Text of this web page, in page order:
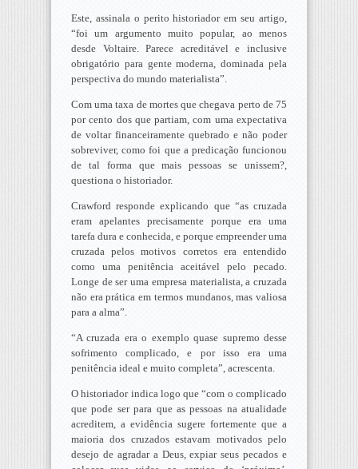
Este, assinala o perito historiador em seu artigo,
“foi um argumento muito popular, ao menos
desde Voltaire. Parece acreditável e inclusive
obrigatório para gente moderna, dominada pela
perspectiva do mundo materialista”.
Com uma taxa de mortes que chegava perto de 75
por cento dos que partiam, com uma expectativa
de voltar financeiramente quebrado e não poder
sobreviver, como foi que a predicação funcionou
de tal forma que mais pessoas se unissem?,
questiona o historiador.
Crawford responde explicando que “as cruzada
eram apelantes precisamente porque era uma
tarefa dura e conhecida, e porque empreender uma
cruzada pelos motivos corretos era entendido
como uma penitência aceitável pelo pecado.
Longe de ser uma empresa materialista, a cruzada
não era prática em termos mundanos, mas valiosa
para a alma”.
“A cruzada era o exemplo quase supremo desse
sofrimento complicado, e por isso era uma
penitência ideal e muito completa”, acrescenta.
O historiador indica logo que “com o complicado
que pode ser para que as pessoas na atualidade
acreditem, a evidência sugere fortemente que a
maioria dos cruzados estavam motivados pelo
desejo de agradar a Deus, expiar seus pecados e